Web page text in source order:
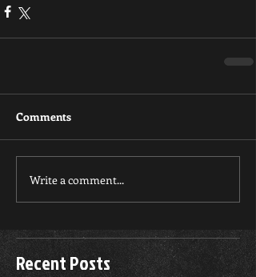
Comments
Write a comment...
Recent Posts